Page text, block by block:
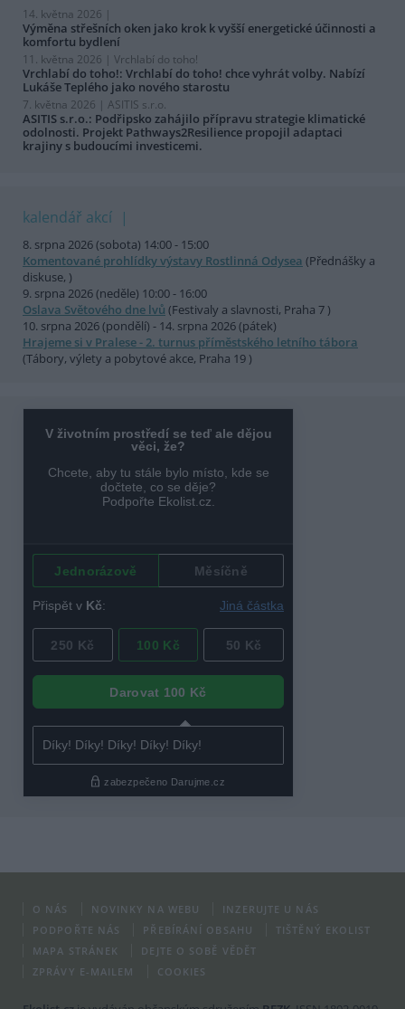
14. května 2026 |
Výměna střešních oken jako krok k vyšší energetické účinnosti a
komfortu bydlení
11. května 2026 | Vrchlabí do toho!
Vrchlabí do toho!: Vrchlabí do toho! chce vyhrát volby. Nabízí
Lukáše Teplého jako nového starostu
7. května 2026 | ASITIS s.r.o.
ASITIS s.r.o.: Podřipsko zahájilo přípravu strategie klimatické
odolnosti. Projekt Pathways2Resilience propojil adaptaci
krajiny s budoucími investicemi.
kalendář akcí
8. srpna 2026 (sobota) 14:00 - 15:00
Komentované prohlídky výstavy Rostlinná Odysea (Přednášky a
diskuse, )
9. srpna 2026 (neděle) 10:00 - 16:00
Oslava Světového dne lvů (Festivaly a slavnosti, Praha 7 )
10. srpna 2026 (pondělí) - 14. srpna 2026 (pátek)
Hrajeme si v Pralese - 2. turnus příměstského letního tábora
(Tábory, výlety a pobytové akce, Praha 19 )
O NÁS NOVINKY NA WEBU
INZERUJTE U NÁS
PODPOŘTE NÁS
PŘEBÍRÁNÍ OBSAHU
TIŠTĚNÝ EKOLIST
MAPA STRÁNEK
DEJTE O SOBĚ VĚDĚT
ZPRÁVY E-MAILEM
COOKIES